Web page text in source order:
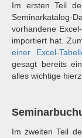
Im ersten Teil
vorhandene
importiert hat.
einer Excel-
gesagt bereits
alles wichtige
Im zweiten Teil